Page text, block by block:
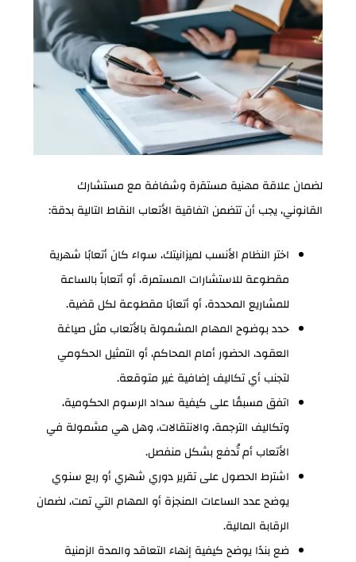
لضمان علاقة مهنية مستقرة وشفافة مع مستشارك
القانوني، يجب أن تتضمن اتفاقية الأتعاب النقاط التالية بدقة:
اختر النظام الأنسب لميزانيتك، سواء كان أتعابًا شهرية
مقطوعة للاستشارات المستمرة، أو أتعاباً بالساعة
للمشاريع المحددة، أو أتعابًا مقطوعة لكل قضية.
حدد بوضوح المهام المشمولة بالأتعاب مثل صياغة
العقود، الحضور أمام المحاكم، أو التمثيل الحكومي
لتجنب أي تكاليف إضافية غير متوقعة.
اتفق مسبقًا على كيفية سداد الرسوم الحكومية،
وتكاليف الترجمة، والانتقالات، وهل هي مشمولة في
الأتعاب أم تُدفع بشكل منفصل.
اشترط الحصول على تقرير دوري شهري أو ربع سنوي
يوضح عدد الساعات المنجزة أو المهام التي تمت، لضمان
الرقابة المالية.
ضع بندًا يوضح كيفية إنهاء التعاقد والمدة الزمنية